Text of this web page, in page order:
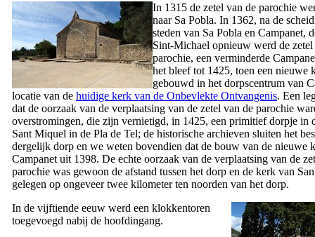
In 1315 de zetel van de parochie
naar Sa Pobla. In 1362, na de
steden van Sa Pobla en Campanet,
Sint-Michael opnieuw werd de zetel
parochie, een verminderde
het bleef tot 1425, toen een nieuwe
gebouwd in het dorpscentrum van
locatie van de huidige kerk van de Onbevlekte Ontvangenis. Een
dat de oorzaak van de verplaatsing van de zetel van de parochie
overstromingen, die zijn vernietigd, in 1425, een primitief dorpje in
Sant Miquel in de Pla de Tel; de historische archieven sluiten het
dergelijk dorp en we weten bovendien dat de bouw van de nieuwe
Campanet uit 1398. De echte oorzaak van de verplaatsing van de
parochie was gewoon de afstand tussen het dorp en de kerk van
gelegen op ongeveer twee kilometer ten noorden van het dorp.
In de vijftiende eeuw werd een klokkentoren
toegevoegd nabij de hoofdingang.